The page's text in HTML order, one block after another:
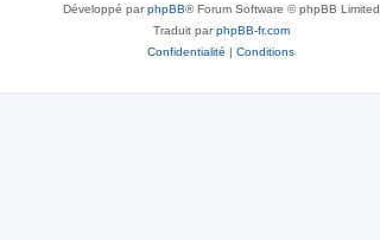
Développé parphpBB® Forum Software © phpBB Limited
Traduit parphpBB-fr.com
Confidentialité | Conditions